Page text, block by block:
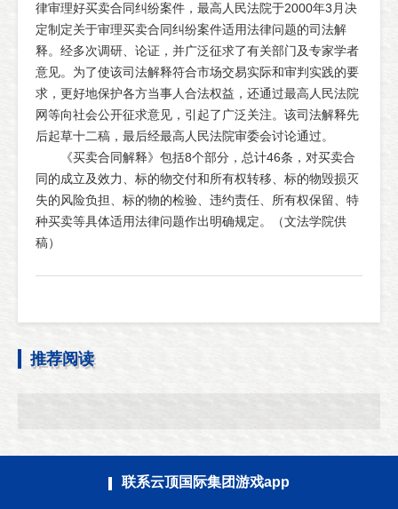
律审理好买卖合同纠纷案件，最高人民法院于2000年3月决
定制定关于审理买卖合同纠纷案件适用法律问题的司法解
释。经多次调研、论证，并广泛征求了有关部门及专家学者
意见。为了使该司法解释符合市场交易实际和审判实践的要
求，更好地保护各方当事人合法权益，还通过最高人民法院
网等向社会公开征求意见，引起了广泛关注。该司法解释先
后起草十二稿，最后经最高人民法院审委会讨论通过。
《买卖合同解释》包括8个部分，总计46条，对买卖合
同的成立及效力、标的物交付和所有权转移、标的物毁损灭
失的风险负担、标的物的检验、违约责任、所有权保留、特
种买卖等具体适用法律问题作出明确规定。（文法学院供
稿）
推荐阅读
联系云顶国际集团游戏app